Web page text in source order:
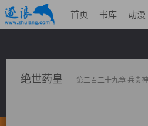
首页 书库 动漫
绝世药皇 第二百二十九章 兵贵